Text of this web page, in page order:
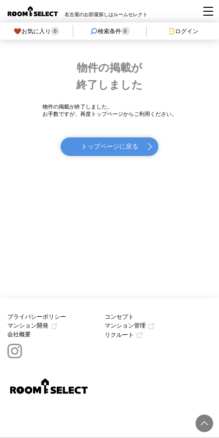
名古屋のお部屋探しはルームセレクト
お気に入り 0 検索条件 0 ログイン
物件の掲載が
終了しました
物件の掲載が終了しました。
お手数ですが、再度トップページからご利用ください。
トップページに戻る
プライバシーポリシー
コンセプト
マンション開発
マンション管理
会社概要
リクルート